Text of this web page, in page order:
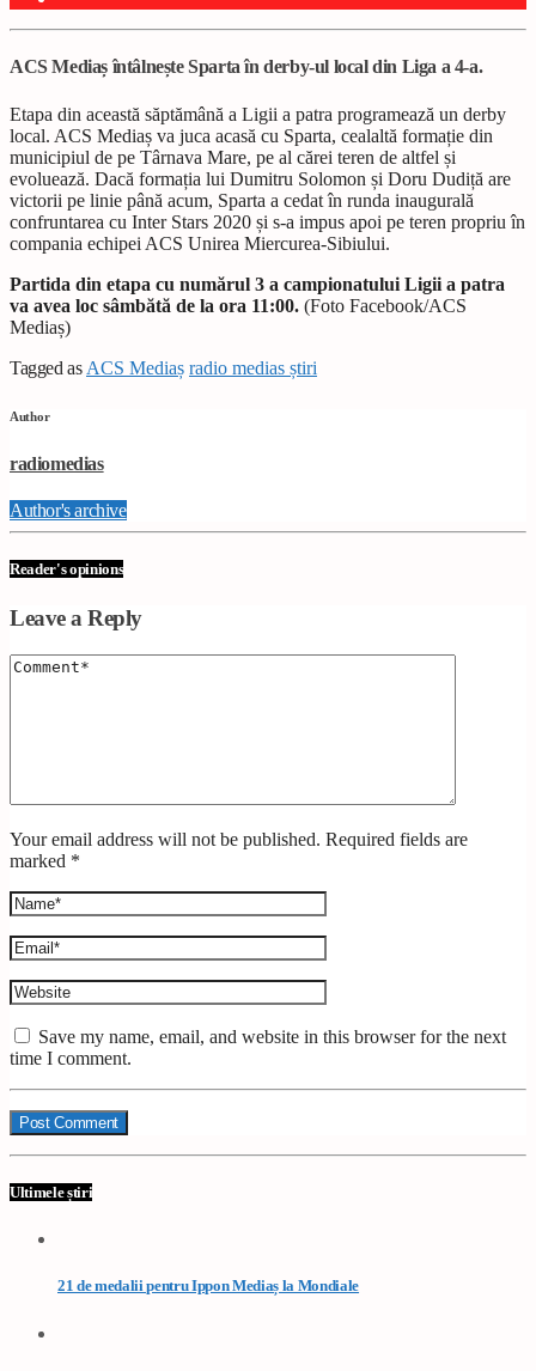
ACS Mediaș întâlnește Sparta în derby-ul local din Liga a 4-a.
Etapa din această săptămână a Ligii a patra programează un derby
local. ACS Mediaș va juca acasă cu Sparta, cealaltă formație din
municipiul de pe Târnava Mare, pe al cărei teren de altfel și
evoluează. Dacă formația lui Dumitru Solomon și Doru Dudiță are
victorii pe linie până acum, Sparta a cedat în runda inaugurală
confruntarea cu Inter Stars 2020 și s-a impus apoi pe teren propriu în
compania echipei ACS Unirea Miercurea-Sibiului.
Partida din etapa cu numărul 3 a campionatului Ligii a patra
va avea loc sâmbătă de la ora 11:00. (Foto Facebook/ACS
Mediaș)
Tagged as ACS Mediaș radio medias știri
Author
radiomedias
Author's archive
Reader's opinions
Leave a Reply
Your email address will not be published. Required fields are
marked *
Save my name, email, and website in this browser for the next
time I comment.
Ultimele știri
21 de medalii pentru Ippon Mediaș la Mondiale